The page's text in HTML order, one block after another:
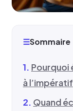
☰Sommaire
Pourquoi
à l’impératif
Quand